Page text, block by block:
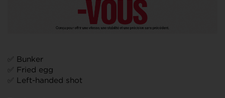
✅ Bunker
✅ Fried egg
✅ Left-handed shot